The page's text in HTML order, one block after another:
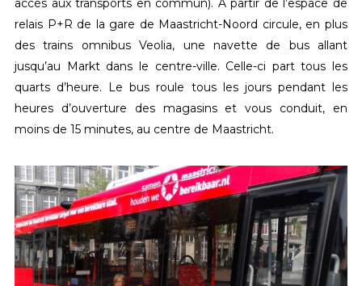
accès aux transports en commun). A partir de l’espace de
relais P+R de la gare de Maastricht-Noord circule, en plus
des trains omnibus Veolia, une navette de bus allant
jusqu’au Markt dans le centre-ville. Celle-ci part tous les
quarts d’heure. Le bus roule tous les jours pendant les
heures d’ouverture des magasins et vous conduit, en
moins de 15 minutes, au centre de Maastricht.